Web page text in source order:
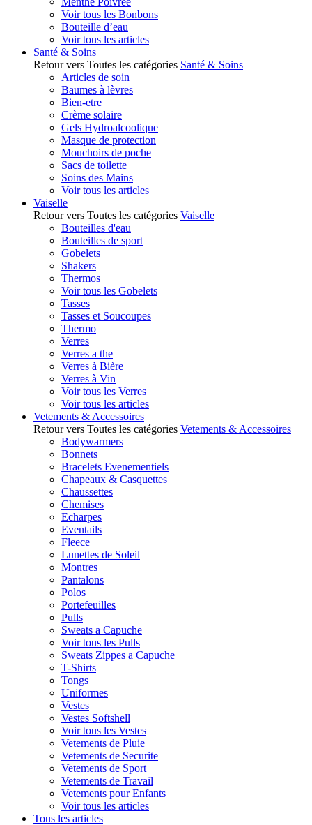
Voir tous les Bonbons
Bouteille d’eau
Voir tous les articles
Santé & Soins
Retour vers Toutes les catégories Santé & Soins
Articles de soin
Baumes à lèvres
Bien-etre
Crème solaire
Gels Hydroalcoolique
Masque de protection
Mouchoirs de poche
Sacs de toilette
Soins des Mains
Voir tous les articles
Vaiselle
Retour vers Toutes les catégories Vaiselle
Bouteilles d'eau
Bouteilles de sport
Gobelets
Shakers
Thermos
Voir tous les Gobelets
Tasses
Tasses et Soucoupes
Thermo
Verres
Verres a the
Verres à Bière
Verres à Vin
Voir tous les Verres
Voir tous les articles
Vetements & Accessoires
Retour vers Toutes les catégories Vetements & Accessoires
Bodywarmers
Bonnets
Bracelets Evenementiels
Chapeaux & Casquettes
Chaussettes
Chemises
Echarpes
Eventails
Fleece
Lunettes de Soleil
Montres
Pantalons
Polos
Portefeuilles
Pulls
Sweats a Capuche
Voir tous les Pulls
Sweats Zippes a Capuche
T-Shirts
Tongs
Uniformes
Vestes
Vestes Softshell
Voir tous les Vestes
Vetements de Pluie
Vetements de Securite
Vetements de Sport
Vetements de Travail
Vetements pour Enfants
Voir tous les articles
Tous les articles